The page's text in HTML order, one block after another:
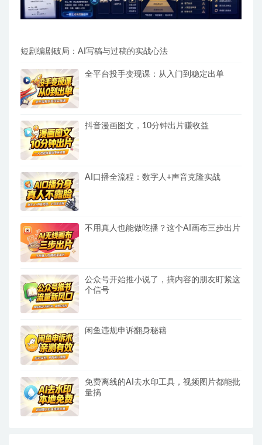
短剧编剧破局：AI写稿与过稿的实战心法
全平台投手变现课：从入门到稳定出单
抖音漫画图文，10分钟出片赚收益
AI口播全流程：数字人+声音克隆实战
不用真人也能做吃播？这个AI画布三步出片
公众号开始推小说了，搞内容的朋友盯紧这
个信号
闲鱼违规申诉翻身秘籍
免费离线的AI去水印工具，视频图片都能批
量搞